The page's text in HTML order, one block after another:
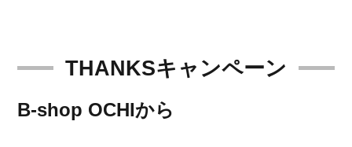
THANKSキャンペーン
B-shop OCHIから